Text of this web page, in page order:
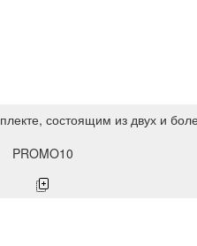
состоящим из двух и
PROMO10